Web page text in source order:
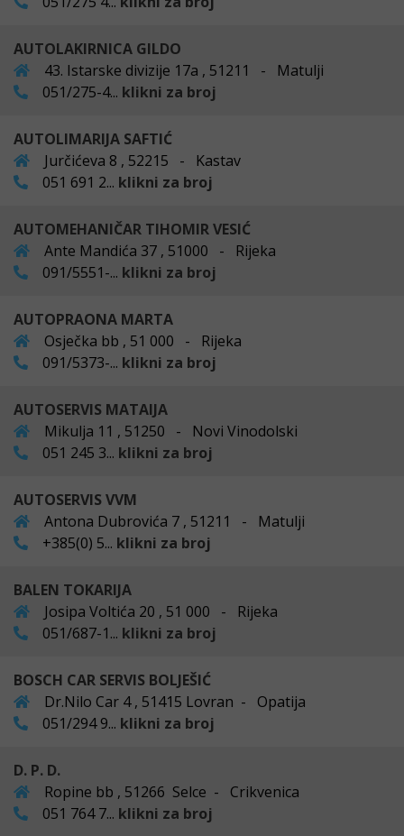
AUTOLAKIRNICA GILDO
43. Istarske divizije 17a , 51211 - Matulji
051/275-4... klikni za broj
AUTOLIMARIJA SAFTIĆ
Jurčićeva 8 , 52215 - Kastav
051 691 2... klikni za broj
AUTOMEHANIČAR TIHOMIR VESIĆ
Ante Mandića 37 , 51000 - Rijeka
091/5551-... klikni za broj
AUTOPRAONA MARTA
Osječka bb , 51 000 - Rijeka
091/5373-... klikni za broj
AUTOSERVIS MATAIJA
Mikulja 11 , 51250 - Novi Vinodolski
051 245 3... klikni za broj
AUTOSERVIS VVM
Antona Dubrovića 7 , 51211 - Matulji
+385(0) 5... klikni za broj
BALEN TOKARIJA
Josipa Voltića 20 , 51 000 - Rijeka
051/687-1... klikni za broj
BOSCH CAR SERVIS BOLJEŠIĆ
Dr.Nilo Car 4 , 51415 Lovran - Opatija
051/294 9... klikni za broj
D. P. D.
Ropine bb , 51266 Selce - Crikvenica
051 764 7... klikni za broj